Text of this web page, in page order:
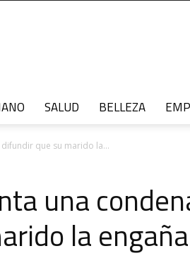
SALUD BELLEZA
que su marido la...
una
la engaña